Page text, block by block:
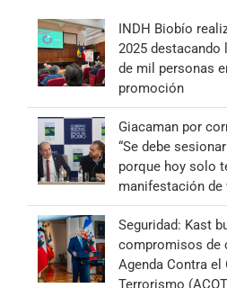
INDH Biobío
2025 destacando
de mil personas
promoción
Giacaman por
“Se debe
porque hoy solo
manifestación de
Seguridad: Kast
compromisos de
Agenda Contra el
Terrorismo